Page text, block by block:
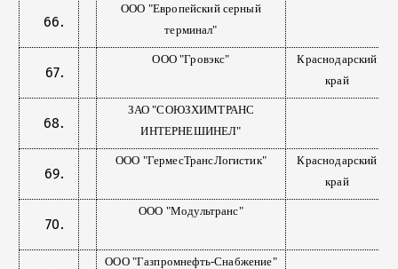
ООО "Европейский серный
терминал"
ООО "Гровэкс"
Краснодарский
край
ЗАО "СОЮЗХИМТРАНС
ИНТЕРНЕШИНЕЛ"
ООО "ГермесТрансЛогистик"
Краснодарский
край
ООО "Модультранс"
ООО "Газпромнефть-Снабжение"